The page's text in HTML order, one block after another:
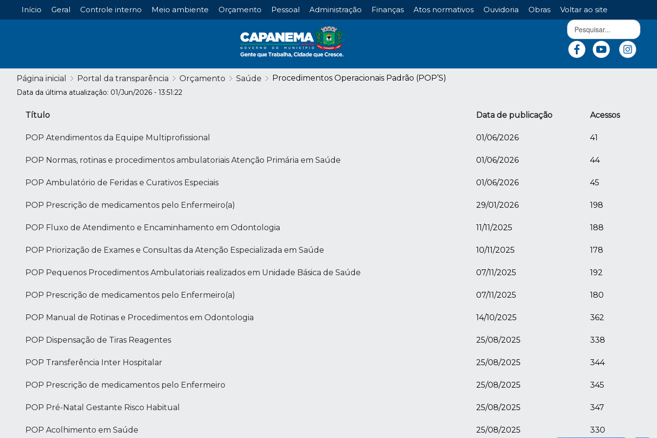
Início Geral Controle interno Meio ambiente Orçamento Pessoal Administração Finanças Atos normativos Ouvidoria Obras Voltar ao site
Página inicial Portal da transparência Orçamento Saúde Procedimentos Operacionais Padrão (POP’S)
Data da última atualização: 01/Jun/2026 - 13:51:22
Título Data de publicação Acessos
POP Atendimentos da Equipe Multiprofissional 01/06/2026 41
POP Normas, rotinas e procedimentos ambulatoriais Atenção Primária em Saúde 01/06/2026 44
POP Ambulatório de Feridas e Curativos Especiais 01/06/2026 45
POP Prescrição de medicamentos pelo Enfermeiro(a) 29/01/2026 198
POP Fluxo de Atendimento e Encaminhamento em Odontologia 11/11/2025 188
POP Priorização de Exames e Consultas da Atenção Especializada em Saúde 10/11/2025 178
POP Pequenos Procedimentos Ambulatoriais realizados em Unidade Básica de Saúde 07/11/2025 192
POP Prescrição de medicamentos pelo Enfermeiro(a) 07/11/2025 180
POP Manual de Rotinas e Procedimentos em Odontologia 14/10/2025 362
POP Dispensação de Tiras Reagentes 25/08/2025 338
POP Transferência Inter Hospitalar 25/08/2025 344
POP Prescrição de medicamentos pelo Enfermeiro 25/08/2025 345
POP Pré-Natal Gestante Risco Habitual 25/08/2025 347
POP Acolhimento em Saúde 25/08/2025 330